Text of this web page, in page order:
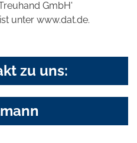
GmbH'
unter www.dat.de.
zu uns: